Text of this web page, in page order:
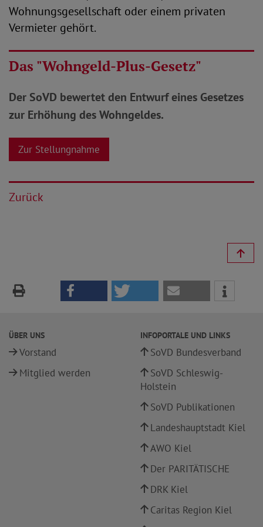
Wohnungsgesellschaft oder einem privaten
Vermieter gehört.
Das "Wohngeld-Plus-Gesetz"
Der SoVD bewertet den Entwurf eines Gesetzes
zur Erhöhung des Wohngeldes.
Zur Stellungnahme
Zurück
ÜBER UNS
Vorstand
Mitglied werden
INFOPORTALE UND LINKS
SoVD Bundesverband
SoVD Schleswig-
Holstein
SoVD Publikationen
Landeshauptstadt Kiel
AWO Kiel
Der PARITÄTISCHE
DRK Kiel
Caritas Region Kiel